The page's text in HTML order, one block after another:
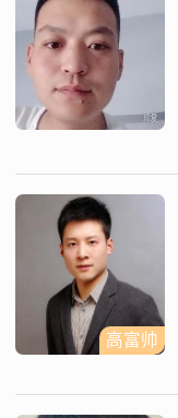
高富帅